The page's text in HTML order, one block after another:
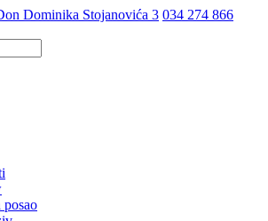
Dominika Stojanovića 3 034 274 866
posao